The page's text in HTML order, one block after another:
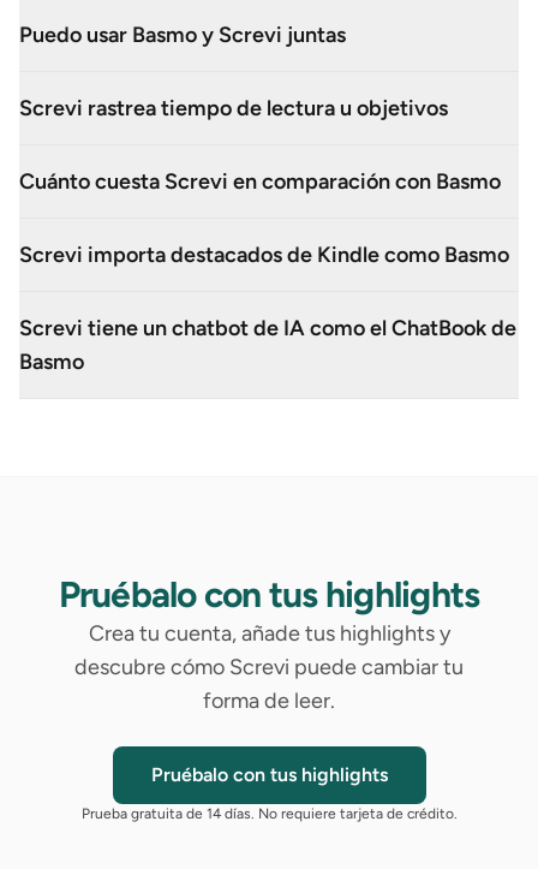
Puedo usar Basmo y Screvi juntas
Screvi rastrea tiempo de lectura u objetivos
Cuánto cuesta Screvi en comparación con Basmo
Screvi importa destacados de Kindle como Basmo
Screvi tiene un chatbot de IA como el ChatBook de
Basmo
Pruébalo con tus highlights
Crea tu cuenta, añade tus highlights y
descubre cómo Screvi puede cambiar tu
forma de leer.
Pruébalo con tus highlights
Prueba gratuita de 14 días. No requiere tarjeta de crédito.